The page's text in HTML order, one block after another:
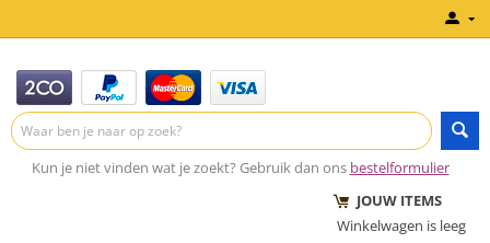
Kun je niet vinden wat je zoekt? Gebruik dan ons bestelformulier
JOUW ITEMS
Winkelwagen is leeg